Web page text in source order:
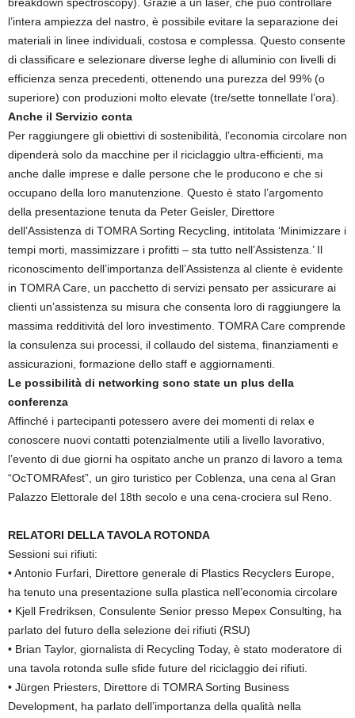
breakdown spectroscopy). Grazie a un laser, che può controllare
l’intera ampiezza del nastro, è possibile evitare la separazione dei
materiali in linee individuali, costosa e complessa. Questo consente
di classificare e selezionare diverse leghe di alluminio con livelli di
efficienza senza precedenti, ottenendo una purezza del 99% (o
superiore) con produzioni molto elevate (tre/sette tonnellate l’ora).
Anche il Servizio conta
Per raggiungere gli obiettivi di sostenibilità, l’economia circolare non
dipenderà solo da macchine per il riciclaggio ultra-efficienti, ma
anche dalle imprese e dalle persone che le producono e che si
occupano della loro manutenzione. Questo è stato l’argomento
della presentazione tenuta da Peter Geisler, Direttore
dell’Assistenza di TOMRA Sorting Recycling, intitolata ‘Minimizzare i
tempi morti, massimizzare i profitti – sta tutto nell’Assistenza.’ Il
riconoscimento dell’importanza dell’Assistenza al cliente è evidente
in TOMRA Care, un pacchetto di servizi pensato per assicurare ai
clienti un’assistenza su misura che consenta loro di raggiungere la
massima redditività del loro investimento. TOMRA Care comprende
la consulenza sui processi, il collaudo del sistema, finanziamenti e
assicurazioni, formazione dello staff e aggiornamenti.
Le possibilità di networking sono state un plus della
conferenza
Affinché i partecipanti potessero avere dei momenti di relax e
conoscere nuovi contatti potenzialmente utili a livello lavorativo,
l’evento di due giorni ha ospitato anche un pranzo di lavoro a tema
“OcTOMRAfest”, un giro turistico per Coblenza, una cena al Gran
Palazzo Elettorale del 18th secolo e una cena-crociera sul Reno.
RELATORI DELLA TAVOLA ROTONDA
Sessioni sui rifiuti:
• Antonio Furfari, Direttore generale di Plastics Recyclers Europe,
ha tenuto una presentazione sulla plastica nell’economia circolare
• Kjell Fredriksen, Consulente Senior presso Mepex Consulting, ha
parlato del futuro della selezione dei rifiuti (RSU)
• Brian Taylor, giornalista di Recycling Today, è stato moderatore di
una tavola rotonda sulle sfide future del riciclaggio dei rifiuti.
• Jürgen Priesters, Direttore di TOMRA Sorting Business
Development, ha parlato dell’importanza della qualità nella